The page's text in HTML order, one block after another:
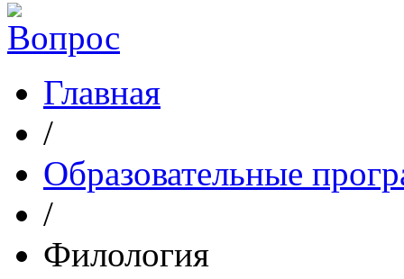
Главная
/
Образовательные
/
Филология